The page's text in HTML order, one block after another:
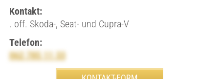
Kontakt:
. off. Skoda-, Seat- und Cupra-V
Telefon:
062 785 11 33